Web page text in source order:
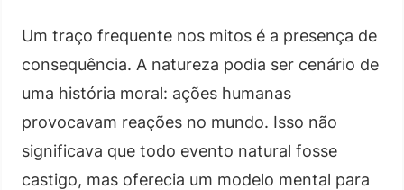
Um traço frequente nos mitos é a presença de
consequência. A natureza podia ser cenário de
uma história moral: ações humanas
provocavam reações no mundo. Isso não
significava que todo evento natural fosse
castigo, mas oferecia um modelo mental para